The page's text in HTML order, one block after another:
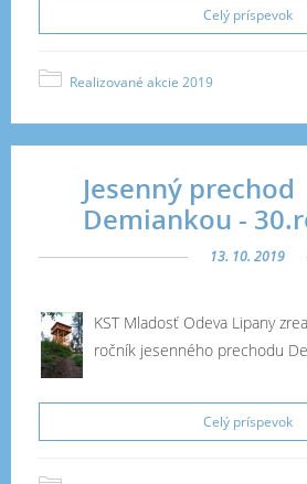
Celý príspevok
Realizované akcie 2019
Jesenný prechod
Demiankou -
13. 10. 2019
KST Mladosť Odeva Lipany
ročník jesenného prechodu
Celý príspevok